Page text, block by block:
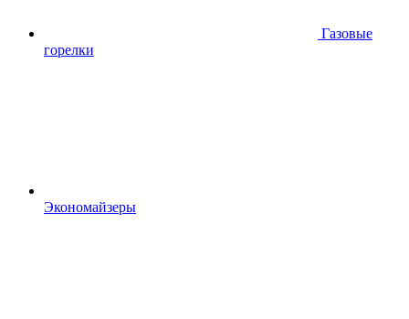
Газовые
горелки
Экономайзеры